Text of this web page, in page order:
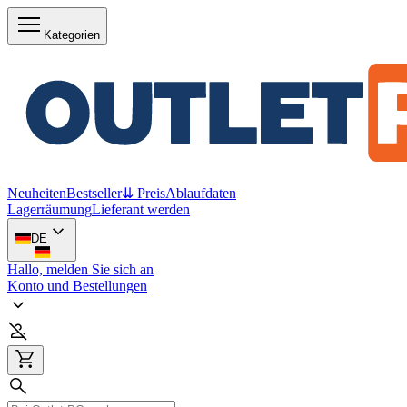
Kategorien
NeuheitenBestseller⇊ PreisAblaufdaten
LagerräumungLieferant werden
DE
Hallo, melden Sie sich an
Konto und Bestellungen